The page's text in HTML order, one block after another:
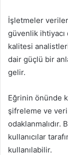
İşletmeler
güvenlik
kalitesi
dair güçlü bir
gelir.
Eğrinin önünde
şifreleme ve
kullanıcılar
kullanılabilir.